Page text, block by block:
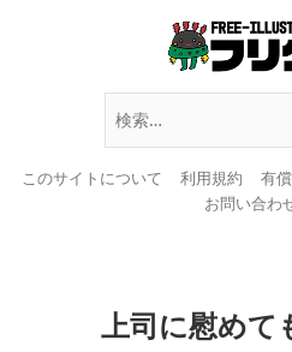
このサイトについて 利用規約 有
お問い合わ
上司に慰めて